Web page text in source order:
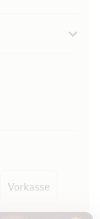
Vorkasse